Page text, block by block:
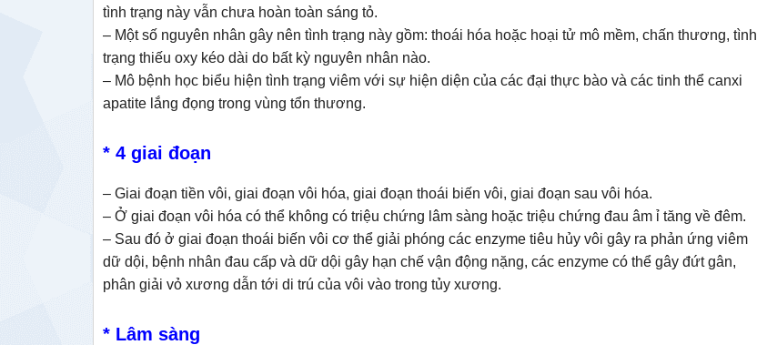
tình trạng này vẫn chưa hoàn toàn sáng tỏ.
– Một số nguyên nhân gây nên tình trạng này gồm: thoái hóa hoặc hoại tử mô mềm, chấn thương, tình
trạng thiếu oxy kéo dài do bất kỳ nguyên nhân nào.
– Mô bệnh học biểu hiện tình trạng viêm với sự hiện diện của các đại thực bào và các tinh thể canxi
apatite lắng đọng trong vùng tổn thương.
* 4 giai đoạn
– Giai đoạn tiền vôi, giai đoạn vôi hóa, giai đoạn thoái biến vôi, giai đoạn sau vôi hóa.
– Ở giai đoạn vôi hóa có thể không có triệu chứng lâm sàng hoặc triệu chứng đau âm ỉ tăng về đêm.
– Sau đó ở giai đoạn thoái biến vôi cơ thể giải phóng các enzyme tiêu hủy vôi gây ra phản ứng viêm
dữ dội, bệnh nhân đau cấp và dữ dội gây hạn chế vận động nặng, các enzyme có thể gây đứt gân,
phân giải vỏ xương dẫn tới di trú của vôi vào trong tủy xương.
* Lâm sàng